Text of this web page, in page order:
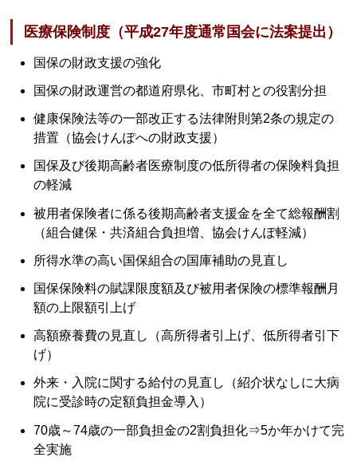
医療保険制度（平成27年度通常国会に法案提出）
国保の財政支援の強化
国保の財政運営の都道府県化、市町村との役割分担
健康保険法等の一部改正する法律附則第2条の規定の
措置（協会けんぽへの財政支援）
国保及び後期高齢者医療制度の低所得者の保険料負担
の軽減
被用者保険者に係る後期高齢者支援金を全て総報酬割
（組合健保・共済組合負担増、協会けんぽ軽減）
所得水準の高い国保組合の国庫補助の見直し
国保保険料の賦課限度額及び被用者保険の標準報酬月
額の上限額引上げ
高額療養費の見直し（高所得者引上げ、低所得者引下
げ）
外来・入院に関する給付の見直し（紹介状なしに大病
院に受診時の定額負担金導入）
70歳～74歳の一部負担金の2割負担化⇒5か年かけて完
全実施